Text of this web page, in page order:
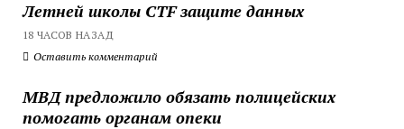
Летней школы CTF защите данных
18 ЧАСОВ НАЗАД
Оставить комментарий
МВД предложило обязать полицейских
помогать органам опеки